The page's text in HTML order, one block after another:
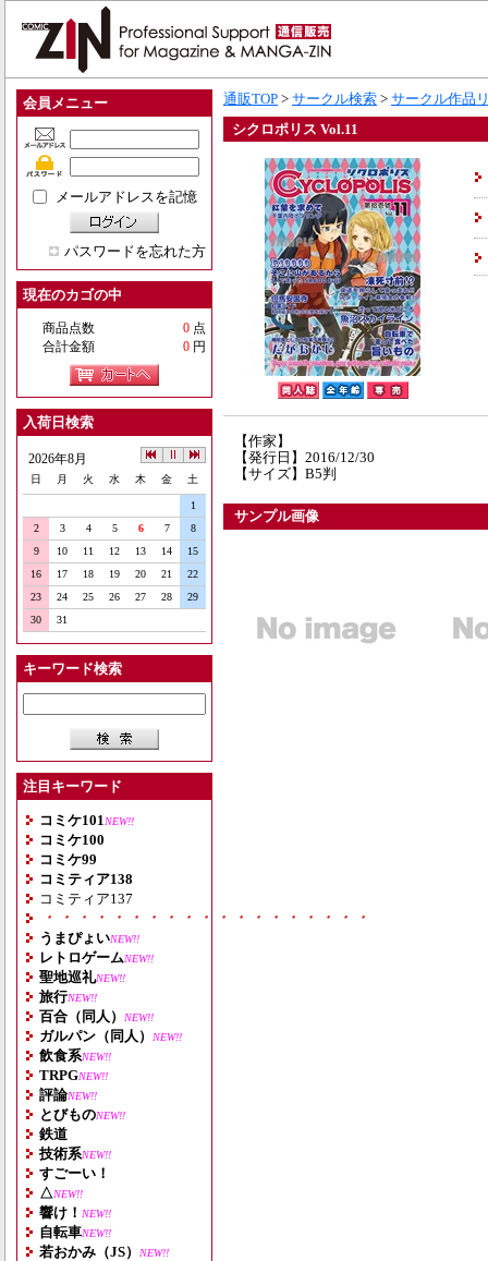
会員メニュー
メールアドレスを記憶
パスワードを忘れた方
現在のカゴの中
商品点数 0 点
合計金額
0 円
入荷日検索
2026年8月
日 月 火 水 木 金 土
1
2
3 4 5 6 7
8
9
10 11 12 13 14
15
16
17 18 19 20 21
22
23
24 25 26 27 28
29
30
31
キーワード検索
注目キーワード
コミケ101 NEW!!
コミケ100
コミケ99
コミティア138
コミティア137
・・・・・・・・・・・・・・・・・・・
うまぴょいNEW!!
レトロゲームNEW!!
聖地巡礼NEW!!
旅行NEW!!
百合（同人） NEW!!
ガルパン（同人） NEW!!
飲食系NEW!!
TRPGNEW!!
評論NEW!!
とびものNEW!!
鉄道
技術系NEW!!
すごーい！
△NEW!!
響け！ NEW!!
自転車NEW!!
若おかみ（JS） NEW!!
通販TOP > サークル検索 > サークル作品
シクロポリス Vol.11
【作家】
【発行日】2016/12/30
【サイズ】B5判
サンプル画像